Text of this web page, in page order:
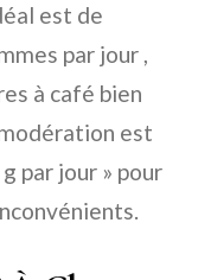
est de
par jour ,
à café bien
est
par jour » pour